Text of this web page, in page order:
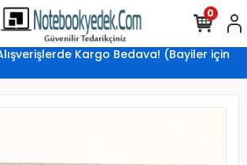
Kargo Bedava! (Bayiler için
0